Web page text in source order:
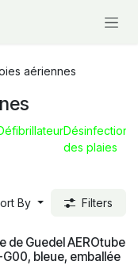
aériennes
Désinfections
des plaies
By
Filters
de Guedel AEROtube
bleue, emballée